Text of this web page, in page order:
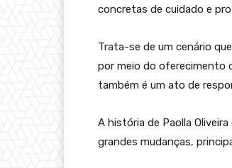
concretas de cuidado e
Trata-se de um cenário
por meio do oferecimento
também é um ato de
A história de Paolla
grandes mudanças,